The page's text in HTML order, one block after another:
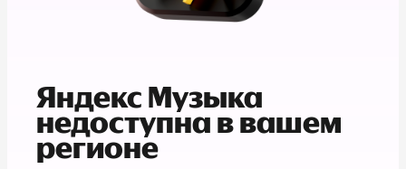
Яндекс Музыка
недоступна в вашем
регионе